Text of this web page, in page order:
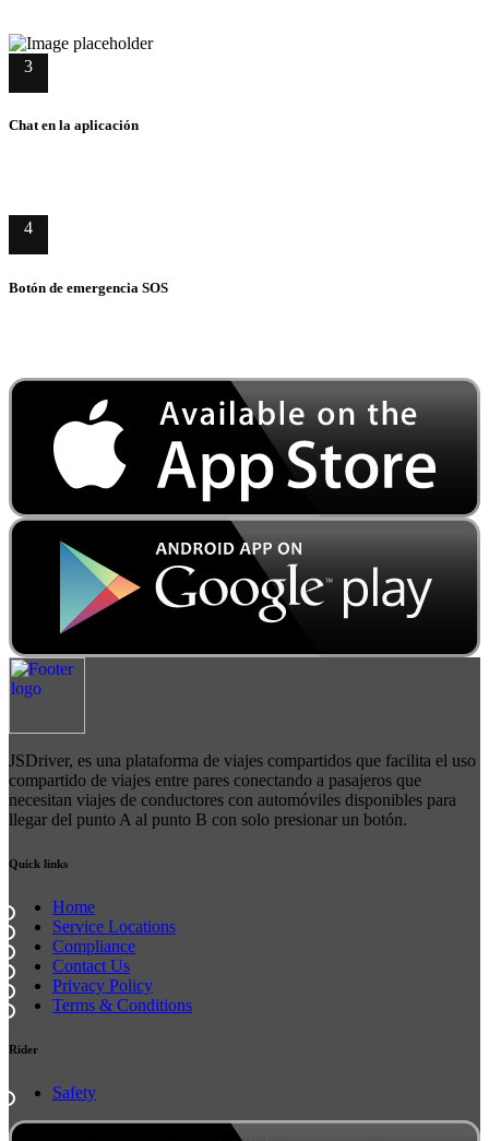
3
Chat en la aplicación
4
Botón de emergencia SOS
JSDriver, ​​es una plataforma de viajes compartidos que facilita el uso
compartido de viajes entre pares conectando a pasajeros que
necesitan viajes de conductores con automóviles disponibles para
llegar del punto A al punto B con solo presionar un botón.
Quick links
Home
Service Locations
Compliance
Contact Us
Privacy Policy
Terms & Conditions
Rider
Safety